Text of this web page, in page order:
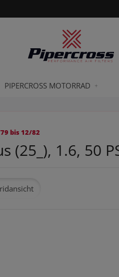
PIPERCROSS MOTORRAD
bis 12/82
(25_), 1.6, 50